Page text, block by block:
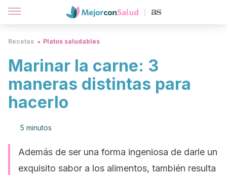
Recetas Platos saludables
Marinar la carne: 3
maneras distintas para
hacerlo
5 minutos
Además de ser una forma ingeniosa de darle un
exquisito sabor a los alimentos, también resulta